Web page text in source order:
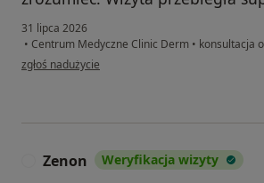
31 lipca 2026
• Centrum Medyczne Clinic Derm • konsultacja
w opinii użytkownika Karina
zgłoś nadużycie
Zenon Weryfikacja wizyty